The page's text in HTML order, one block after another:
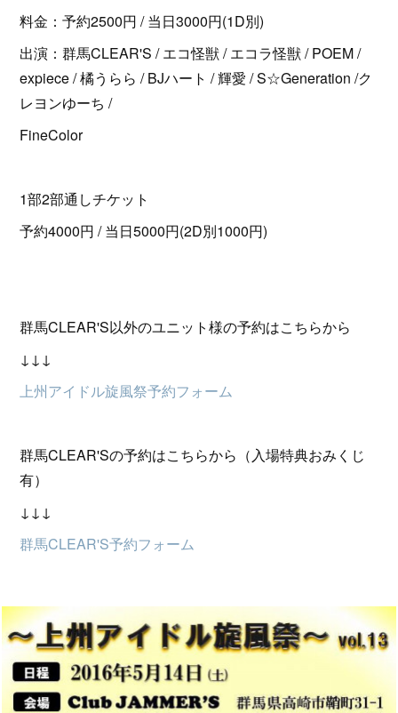
料金：予約2500円 / 当日3000円(1D別)
出演：群馬CLEAR'S / エコ怪獣 / エコラ怪獣 / POEM /
expiece / 橘うらら / BJハート / 輝愛 / S☆Generation /ク
レヨンゆーち /
FineColor
1部2部通しチケット
予約4000円 / 当日5000円(2D別1000円)
群馬CLEAR'S以外のユニット様の予約はこちらから
↓↓↓
上州アイドル旋風祭予約フォーム
群馬CLEAR'Sの予約はこちらから（入場特典おみくじ
有）
↓↓↓
群馬CLEAR'S予約フォーム